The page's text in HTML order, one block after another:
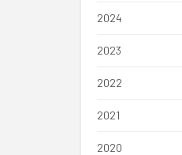
2024
2023
2022
2021
2020